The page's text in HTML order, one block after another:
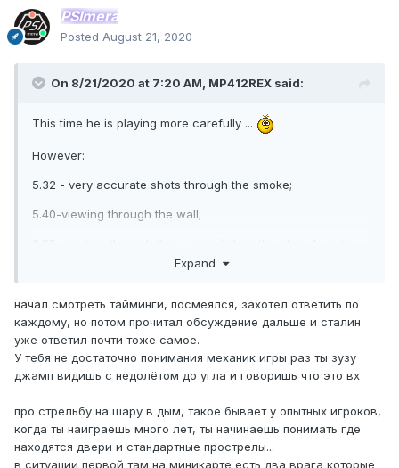
PSImera
Posted August 21, 2020
On 8/21/2020 at 7:20 AM, MP412REX said:
This time he is playing more carefully ...
However:
5.32 - very accurate shots through the smoke;
5.40-viewing through the wall;
12.37-pointing through the container;
13.01-13.03 - a psychic in search
.... Then it became uninteresting to watch - I do not want
Personally, I think it's a tricky WH.
Expand
начал смотреть тайминги, посмеялся, захотел ответить по
каждому, но потом прочитал обсуждение дальше и сталин
уже ответил почти тоже самое.
У тебя не достаточно понимания механик игры раз ты зузу
джамп видишь с недолётом до угла и говоришь что это вх
про стрельбу на шару в дым, такое бывает у опытных игроков,
когда ты наиграешь много лет, ты начинаешь понимать где
находятся двери и стандартные прострелы...
в ситуации первой там на миникарте есть два врага которые